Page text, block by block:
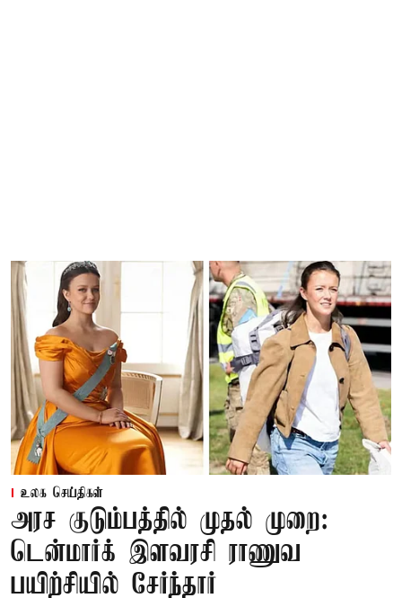
உலக செய்திகள்
அரச குடும்பத்தில் முதல் முறை:
டென்மார்க் இளவரசி ராணுவ
பயிற்சியில் சேர்ந்தார்